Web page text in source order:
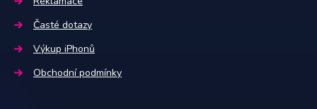
Časté dotazy
Výkup iPhonů
Obchodní podmínky